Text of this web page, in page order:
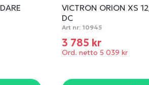
VICTRON ORION XS
DC
Art nr: 10945
3 785 kr
Ord. netto 5 039 kr